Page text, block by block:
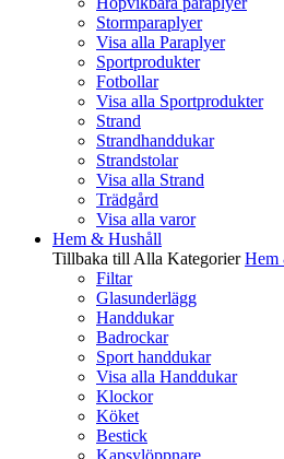
Stormparaplyer
Visa alla Paraplyer
Sportprodukter
Fotbollar
Visa alla Sportprodukter
Strand
Strandhanddukar
Strandstolar
Visa alla Strand
Trädgård
Visa alla varor
Hem & Hushåll
Tillbaka till Alla Kategorier Hem
Filtar
Glasunderlägg
Handdukar
Badrockar
Sport handdukar
Visa alla Handdukar
Klockor
Köket
Bestick
Kapsylöppnare